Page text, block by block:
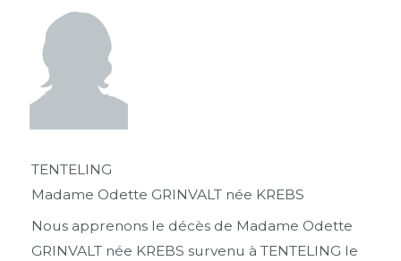
TENTELING
Madame Odette GRINVALT née KREBS
Nous apprenons le décès de Madame Odette
GRINVALT née KREBS survenu à TENTELING le